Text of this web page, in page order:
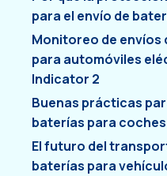
para el envío de
Monitoreo de envíos
para automóviles
Indicator 2
Buenas prácticas
baterías para
El futuro del
baterías para